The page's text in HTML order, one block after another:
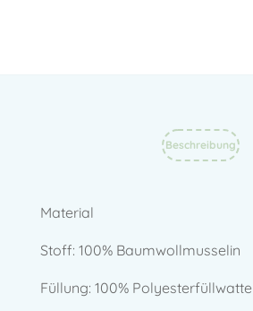
Beschreibung
Material
Stoff: 100% Baumwollmusselin
Füllung: 100% Polyesterfüllwatte